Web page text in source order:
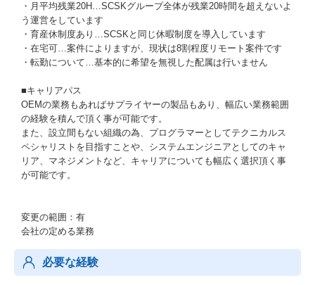
・月平均残業20H…SCSKグループ全体が残業20時間を超えないよ
う運営をしています
・育産休制度あり…SCSKと同じ休暇制度を導入しています
・在宅可…案件によりますが、現状は8割程度リモート案件です
・転勤について…基本的に希望を無視した配属は行いません
■キャリアパス
OEMの業務もあればサプライヤーの製品もあり、幅広い業務範囲
の経験を積んで頂く事が可能です。
また、設立間もない組織の為、プログラマーとしてテクニカルス
ペシャリストを目指すことや、システムエンジニアとしてのキャ
リア、マネジメントなど、キャリアについても幅広く選択頂く事
が可能です。
変更の範囲：有
会社の定める業務
必要な経験